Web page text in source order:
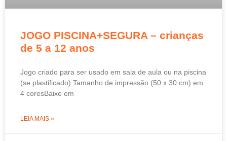
JOGO PISCINA+SEGURA – crianças
de 5 a 12 anos
Jogo criado para ser usado em sala de aula ou na piscina
(se plastificado) Tamanho de impressão (50 x 30 cm) em
4 coresBaixe em
LEIA MAIS »